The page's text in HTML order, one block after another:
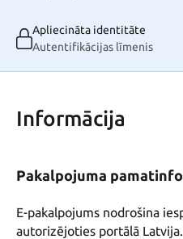
Apliecināta identitāte
Autentifikācijas līmenis
Informācija
Pakalpojuma
E-pakalpojums nodrošina
autorizējoties portālā